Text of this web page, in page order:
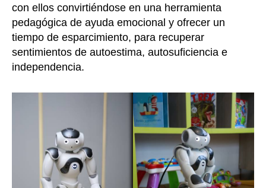
con ellos convirtiéndose en una herramienta
pedagógica de ayuda emocional y ofrecer un
tiempo de esparcimiento, para recuperar
sentimientos de autoestima, autosuficiencia e
independencia.